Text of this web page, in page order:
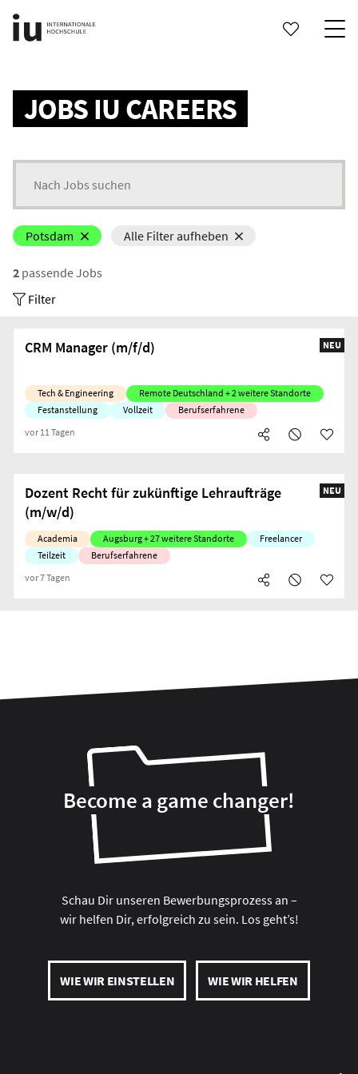
Search status updates
JOBS IU CAREERS
Search for jobs
2 passende Jobs
Potsdam Alle Filter aufheben
Filter
NEU
CRM Manager (m/f/d)
Tech & Engineering
Remote Deutschland + 2 weitere Standorte
Festanstellung
Vollzeit
Berufserfahrene
vor 11 Tagen
NEU
Dozent Recht für zukünftige Lehraufträge
(m/w/d)
Academia Augsburg + 27 weitere Standorte
Freelancer
Teilzeit
Berufserfahrene
vor 7 Tagen
Become a game changer!
Schau Dir unseren Bewerbungsprozess an –
wir helfen Dir, erfolgreich zu sein. Los geht’s!
WIE WIR EINSTELLEN WIE WIR HELFEN